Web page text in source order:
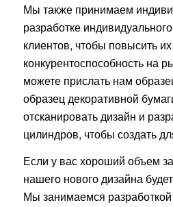
Мы также принимаем
разработке
клиентов, чтобы повысить их
конкурентоспособность на
можете прислать нам
образец декоративной
отсканировать дизайн и
цилиндров, чтобы создать
Если у вас хороший объем
нашего нового дизайна
Мы занимаемся